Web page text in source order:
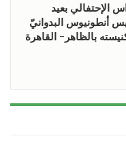
الإحتفالي بعيد
أنطونيوس البدوانيّ
بالظاهر- القاهرة